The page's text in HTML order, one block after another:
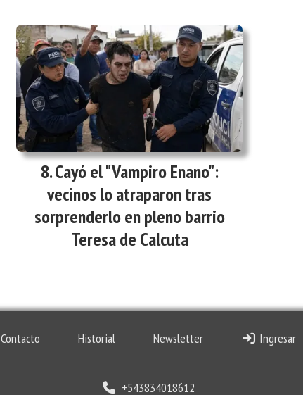
Cayó el "Vampiro Enano":
vecinos lo atraparon tras
sorprenderlo en pleno barrio
Teresa de Calcuta
Contacto Historial Newsletter Ingresar
+543834018612